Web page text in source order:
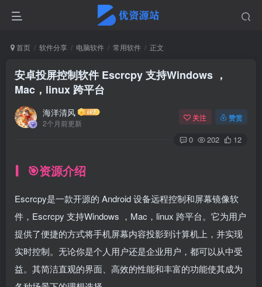
首页 软件分享 电脑软件 常用软件 正文
安卓投屏控制软件 Escrcpy 支持Windows ，
Mac，linux 跨平台
海洋清风
2个月前更新
关注 赞赏
0 202 12
🎯资源介绍
Escrcpy是一款开源的 Android 设备远程控制和屏幕镜像软
件，Escrcpy 支持Windows ，Mac，linux 跨平台。它为用户
提供了便捷的方式将手机屏幕内容投影到计算机上，并实现
实时控制。无论你是个人用户还是企业用户，都可以从中受
益。其简洁直观的界面、高效的性能和丰富的功能使其成为